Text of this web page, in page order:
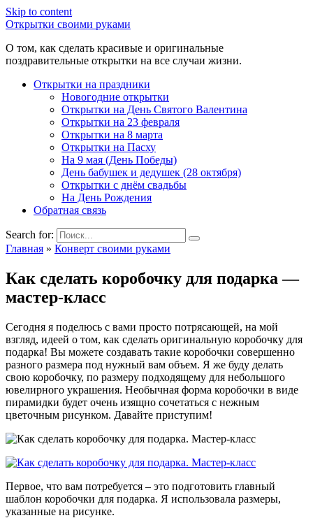
Skip to content
Открытки своими руками
О том, как сделать красивые и оригинальные
поздравительные открытки на все случаи жизни.
Открытки на праздники
Новогодние открытки
Открытки на День Святого Валентина
Открытки на 23 февраля
Открытки на 8 марта
Открытки на Пасху
На 9 мая (День Победы)
День бабушек и дедушек (28 октября)
Открытки с днём свадьбы
На День Рождения
Обратная связь
Search for:
Главная » Конверт своими руками
Как сделать коробочку для подарка —
мастер-класс
Сегодня я поделюсь с вами просто потрясающей, на мой
взгляд, идеей о том, как сделать оригинальную коробочку для
подарка! Вы можете создавать такие коробочки совершенно
разного размера под нужный вам объем. Я же буду делать
свою коробочку, по размеру подходящему для небольшого
ювелирного украшения. Необычная форма коробочки в виде
пирамидки будет очень изящно сочетаться с нежным
цветочным рисунком. Давайте приступим!
Первое, что вам потребуется – это подготовить главный
шаблон коробочки для подарка. Я использовала размеры,
указанные на рисунке.